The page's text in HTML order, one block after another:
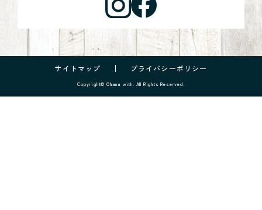
サイトマップ プライバシーポリシー
Copyright© Ohana with. All Rights Reserved.